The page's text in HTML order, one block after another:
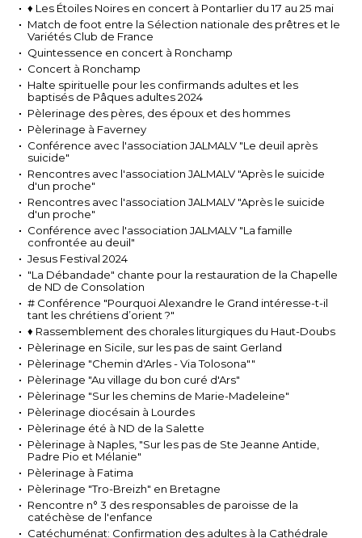
♦ Les Étoiles Noires en concert à Pontarlier du 17 au 25 mai
Match de foot entre la Sélection nationale des prêtres et le
Variétés Club de France
Quintessence en concert à Ronchamp
Concert à Ronchamp
Halte spirituelle pour les confirmands adultes et les
baptisés de Pâques adultes 2024
Pèlerinage des pères, des époux et des hommes
Pèlerinage à Faverney
Conférence avec l'association JALMALV "Le deuil après
suicide"
Rencontres avec l'association JALMALV "Après le suicide
d'un proche"
Rencontres avec l'association JALMALV "Après le suicide
d'un proche"
Conférence avec l'association JALMALV "La famille
confrontée au deuil"
Jesus Festival 2024
"La Débandade" chante pour la restauration de la Chapelle
de ND de Consolation
# Conférence "Pourquoi Alexandre le Grand intéresse-t-il
tant les chrétiens d’orient ?"
♦ Rassemblement des chorales liturgiques du Haut-Doubs
Pèlerinage en Sicile, sur les pas de saint Gerland
Pèlerinage "Chemin d'Arles - Via Tolosona""
Pèlerinage "Au village du bon curé d'Ars"
Pèlerinage "Sur les chemins de Marie-Madeleine"
Pèlerinage diocésain à Lourdes
Pèlerinage été à ND de la Salette
Pèlerinage à Naples, "Sur les pas de Ste Jeanne Antide,
Padre Pio et Mélanie"
Pèlerinage à Fatima
Pèlerinage "Tro-Breizh" en Bretagne
Rencontre n° 3 des responsables de paroisse de la
catéchèse de l'enfance
Catéchuménat: Confirmation des adultes à la Cathédrale